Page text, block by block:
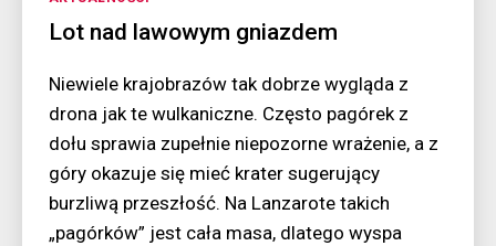
Lot nad lawowym gniazdem
Niewiele krajobrazów tak dobrze wygląda z
drona jak te wulkaniczne. Często pagórek z
dołu sprawia zupełnie niepozorne wrażenie, a z
góry okazuje się mieć krater sugerujący
burzliwą przeszłość. Na Lanzarote takich
„pagórków” jest cała masa, dlatego wyspa